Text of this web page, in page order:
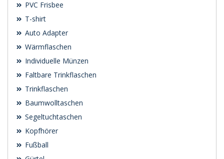
PVC Frisbee
T-shirt
Auto Adapter
Wärmflaschen
Individuelle Münzen
Faltbare Trinkflaschen
Trinkflaschen
Baumwolltaschen
Segeltuchtaschen
Kopfhörer
Fußball